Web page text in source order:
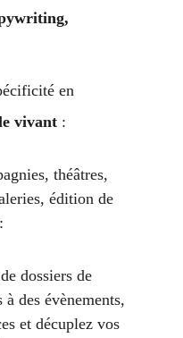
en
vivant :
théâtres,
édition de
dossiers de
des évènements,
et décuplez vos